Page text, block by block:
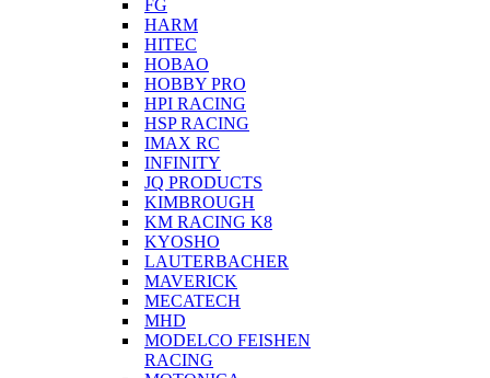
FG
HARM
HITEC
HOBAO
HOBBY PRO
HPI RACING
HSP RACING
IMAX RC
INFINITY
JQ PRODUCTS
KIMBROUGH
KM RACING K8
KYOSHO
LAUTERBACHER
MAVERICK
MECATECH
MHD
MODELCO FEISHEN
RACING